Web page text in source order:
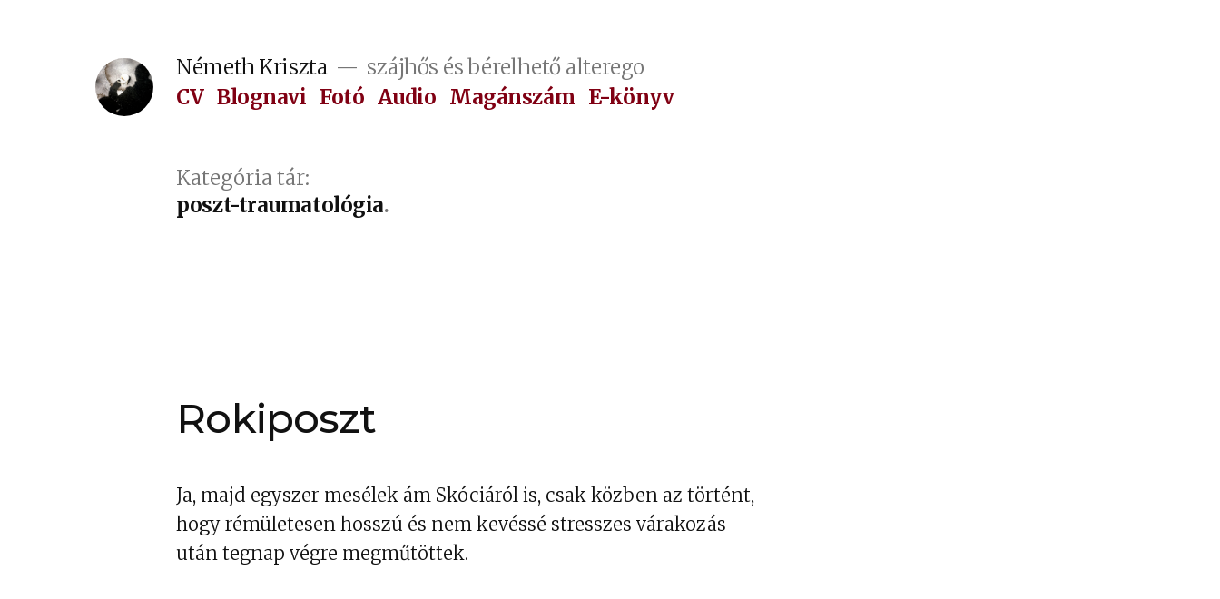
Németh Kriszta
szájhős és bérelhető alterego
CV Blognavi Fotó Audio Magánszám E-könyv
Kategória tár:
poszt-traumatológia
Rokiposzt
Ja, majd egyszer mesélek ám Skóciáról is, csak közben az történt,
hogy rémületesen hosszú és nem kevéssé stresszes várakozás
után tegnap végre megműtöttek.